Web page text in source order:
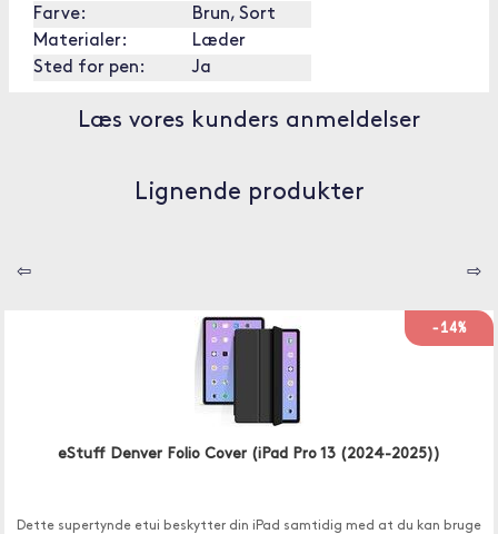
Farve:
Brun, Sort
Materialer:
Læder
Sted for pen:
Ja
Læs vores kunders anmeldelser
Lignende produkter
⇦ ⇨
-14%
eStuff Denver Folio Cover (iPad Pro 13 (2024-2025))
Dette supertynde etui beskytter din iPad samtidig med at du kan bruge